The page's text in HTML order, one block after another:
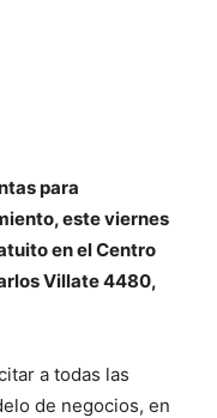
para
este viernes
en el Centro
Villate 4480,
a todas las
de negocios, en